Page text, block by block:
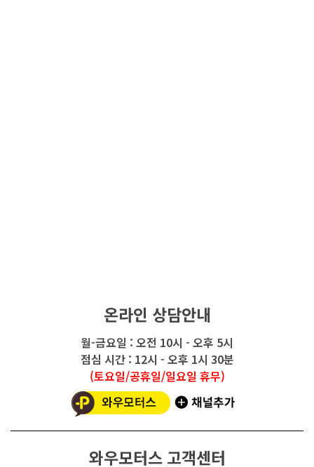
온라인 상담안내
월-금요일 : 오전 10시 - 오후 5시
점심 시간 : 12시 - 오후 1시 30분
(토요일/공휴일/일요일 휴무)
와우모터스 고객센터